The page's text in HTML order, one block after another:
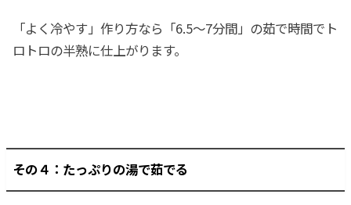
「よく冷やす」作り方なら「6.5〜7分間」の茹で時間でト
ロトロの半熟に仕上がります。
その４：たっぷりの湯で茹でる